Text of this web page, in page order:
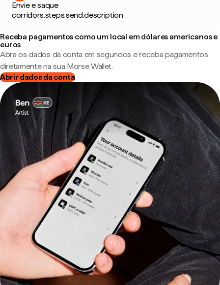
Envie e saque
corridors.steps.send.description
Receba pagamentos como um local em dólares americanos e
euros
Abra os dados da conta em segundos e receba pagamentos
diretamente na sua Morse Wallet.
Abrir dados da conta